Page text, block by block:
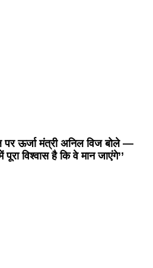
पर ऊर्जा मंत्री अनिल विज बोले —
विश्वास है कि वे मान जाएंगे’’